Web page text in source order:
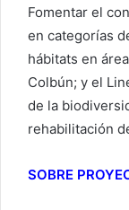
Fomentar el
en categorías
hábitats en
Colbún; y el
de la
rehabilitación
SOBRE